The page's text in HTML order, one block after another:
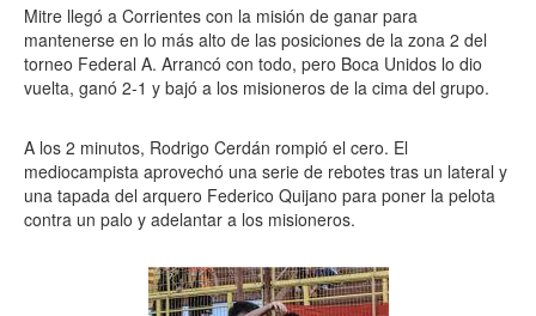
Mitre llegó a Corrientes con la misión de ganar para
mantenerse en lo más alto de las posiciones de la zona 2 del
torneo Federal A. Arrancó con todo, pero Boca Unidos lo dio
vuelta, ganó 2-1 y bajó a los misioneros de la cima del grupo.
A los 2 minutos, Rodrigo Cerdán rompió el cero. El
mediocampista aprovechó una serie de rebotes tras un lateral y
una tapada del arquero Federico Quijano para poner la pelota
contra un palo y adelantar a los misioneros.